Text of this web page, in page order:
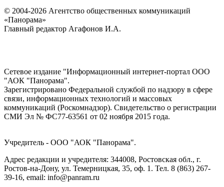
© 2004-2026 Агентство общественных коммуникаций
«Панорама»
Главный редактор Агафонов И.А.
Сетевое издание "Информационный интернет-портал ООО
"АОК "Панорама".
Зарегистрировано Федеральной службой по надзору в сфере
связи, информационных технологий и массовых
коммуникаций (Роскомнадзор). Cвидетельство о регистрации
СМИ Эл № ФС77-63561 от 02 ноября 2015 года.
Учредитель - ООО "АОК "Панорама".
Адрес редакции и учредителя: 344008, Ростовская обл., г.
Ростов-на-Дону, ул. Темерницкая, 35, оф. 1. Тел. 8 (863) 267-
39-16, email: info@panram.ru